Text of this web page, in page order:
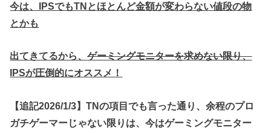
今は、IPSでもTNとほとんど金額が変わらない値段の物
とかも
出てきてるから、ゲーミングモニターを求めない限り、
IPSが圧倒的にオススメ！
【追記2026/1/3】TNの項目でも言った通り、余程のプロ
ガチゲーマーじゃない限りは、今はゲーミングモニター